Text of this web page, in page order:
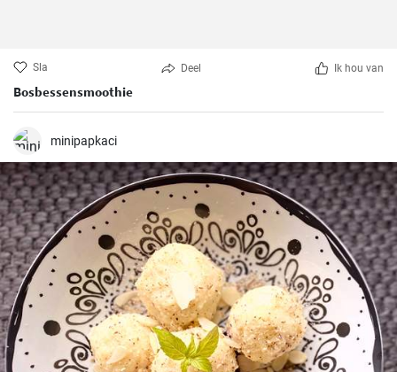
Sla Deel Ik hou van
Bosbessensmoothie
minipapkaci